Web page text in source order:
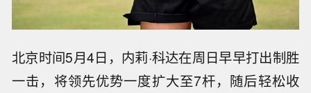
北京时间5月4日，内莉·科达在周日早早打出制胜
一击，将领先优势一度扩大至7杆，随后轻松收